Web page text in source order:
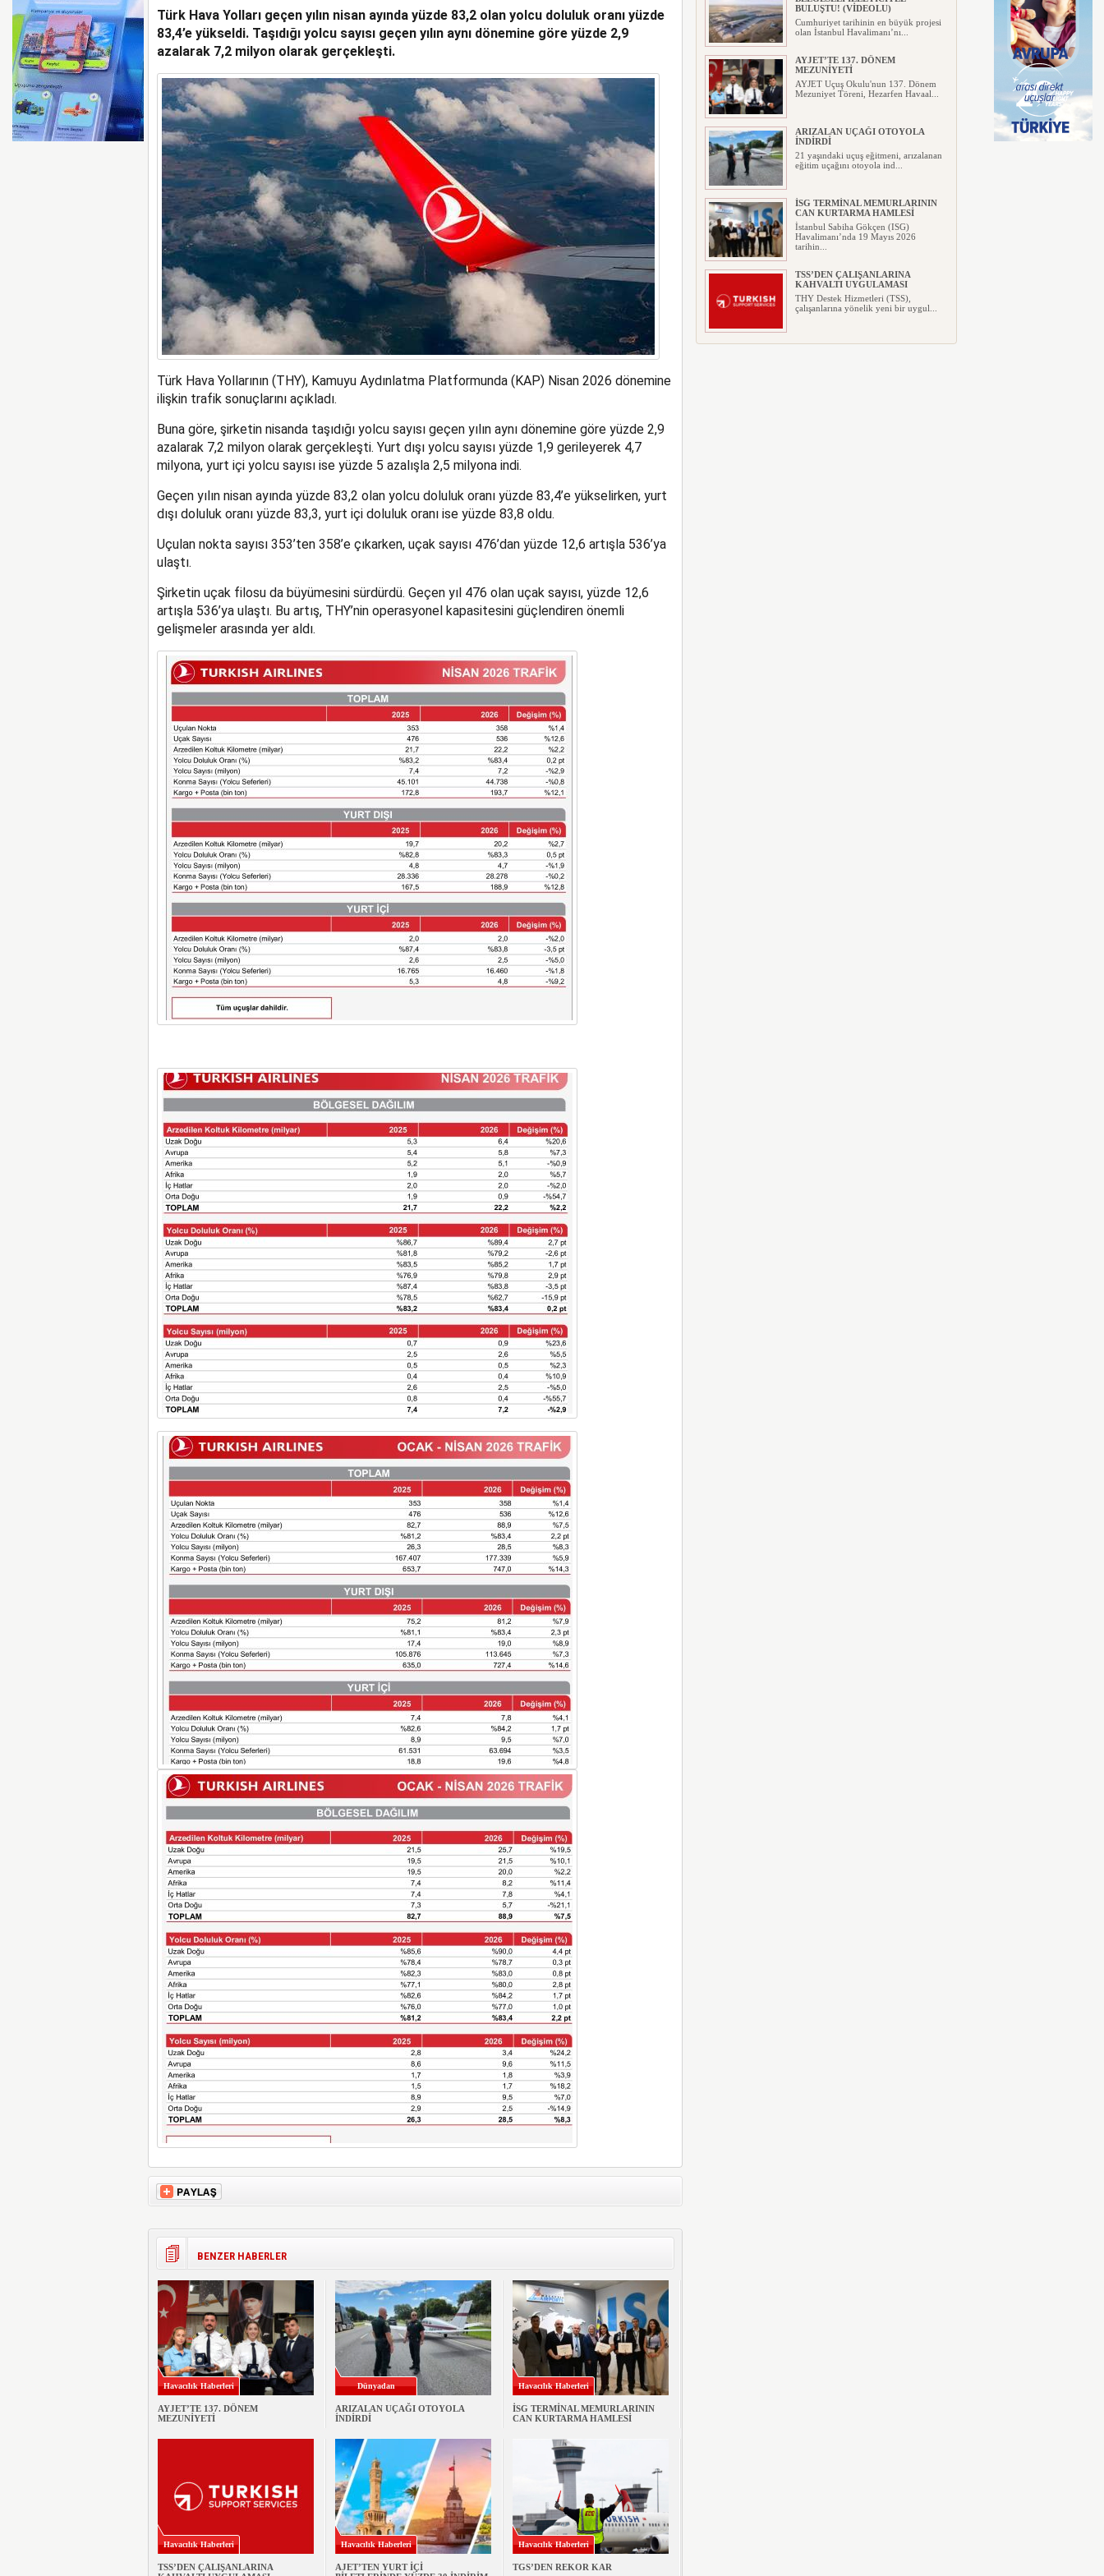
İGA, HAVALİMANI DENEYİMİ ZİRVESİ’NE EV
SAHİPLİĞİ YAPACAK
Türk Hava Yolları geçen yılın nisan ayında yüzde 83,2 olan yolcu doluluk oranı yüzde
83,4’e yükseldi. Taşıdığı yolcu sayısı geçen yılın aynı dönemine göre yüzde 2,9
azalarak 7,2 milyon olarak gerçekleşti.
Türk Hava Yollarının (THY), Kamuyu Aydınlatma Platformunda (KAP) Nisan 2026 dönemine
ilişkin trafik sonuçlarını açıkladı.
Buna göre, şirketin nisanda taşıdığı yolcu sayısı geçen yılın aynı dönemine göre yüzde 2,9
azalarak 7,2 milyon olarak gerçekleşti. Yurt dışı yolcu sayısı yüzde 1,9 gerileyerek 4,7
milyona, yurt içi yolcu sayısı ise yüzde 5 azalışla 2,5 milyona indi.
Geçen yılın nisan ayında yüzde 83,2 olan yolcu doluluk oranı yüzde 83,4’e yükselirken, yurt
dışı doluluk oranı yüzde 83,3, yurt içi doluluk oranı ise yüzde 83,8 oldu.
Uçulan nokta sayısı 353’ten 358’e çıkarken, uçak sayısı 476’dan yüzde 12,6 artışla 536’ya
ulaştı.
Şirketin uçak filosu da büyümesini sürdürdü. Geçen yıl 476 olan uçak sayısı, yüzde 12,6
artışla 536’ya ulaştı. Bu artış, THY’nin operasyonel kapasitesini güçlendiren önemli
gelişmeler arasında yer aldı.
BENZER HABERLER
Havacılık Haberleri
AYJET’TE 137. DÖNEM
MEZUNİYETİ
Dünyadan
ARIZALAN UÇAĞI OTOYOLA
İNDİRDİ
Havacılık Haberleri
İSG TERMİNAL MEMURLARININ
CAN KURTARMA HAMLESİ
Havacılık Haberleri
TSS’DEN ÇALIŞANLARINA
Havacılık Haberleri
AJET’TEN YURT İÇİ
Havacılık Haberleri
TGS’DEN REKOR KAR
BULUŞTU! (VİDEOLU)
Cumhuriyet tarihinin en büyük projesi
olan İstanbul Havalimanı’nı...
AYJET’TE 137. DÖNEM
MEZUNİYETİ
AYJET Uçuş Okulu'nun 137. Dönem
Mezuniyet Töreni, Hezarfen Havaal...
ARIZALAN UÇAĞI OTOYOLA
İNDİRDİ
21 yaşındaki uçuş eğitmeni, arızalanan
eğitim uçağını otoyola ind...
İSG TERMİNAL MEMURLARININ
CAN KURTARMA HAMLESİ
İstanbul Sabiha Gökçen (ISG)
Havalimanı’nda 19 Mayıs 2026
tarihin...
TSS’DEN ÇALIŞANLARINA
KAHVALTI UYGULAMASI
THY Destek Hizmetleri (TSS),
çalışanlarına yönelik yeni bir uygul...
AJET’TEN YURT İÇİ